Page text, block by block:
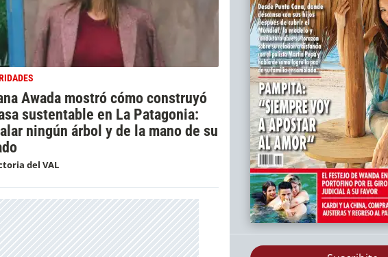
Awada mostró cómo construyó
sustentable en La Patagonia:
ningún árbol y de la mano de su
del VAL